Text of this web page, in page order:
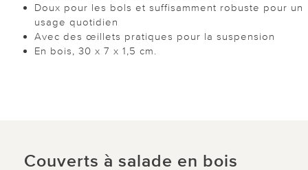
Doux pour les bols et suffisamment robuste pour un
usage quotidien
Avec des œillets pratiques pour la suspension
En bois, 30 x 7 x 1,5 cm.
Couverts à salade en bois